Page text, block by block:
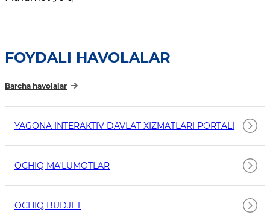
FOYDALI HAVOLALAR
Barcha havolalar
YAGONA INTERAKTIV DAVLAT XIZMATLARI PORTALI
OCHIQ MAʼLUMOTLAR
OCHIQ BUDJET